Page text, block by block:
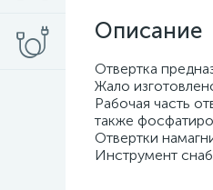
Описание
Отвертка
Жало
Рабочая часть
также
Отвертки
Инструмент